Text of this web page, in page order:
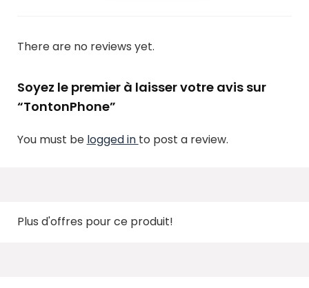
There are no reviews yet.
Soyez le premier à laisser votre avis sur
“TontonPhone”
You must be logged in to post a review.
Plus d'offres pour ce produit!